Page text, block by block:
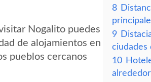
Nogalito puedes
de alojamientos en
pueblos cercanos
8
9
ciudades
10